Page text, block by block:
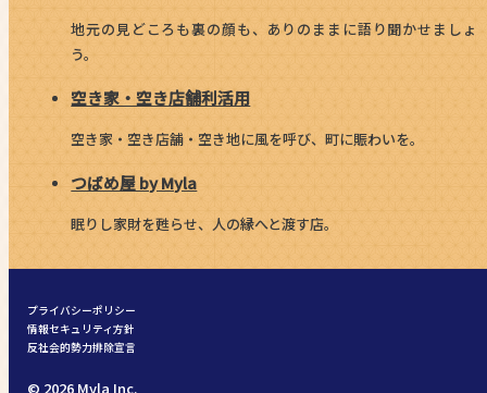
地元の見どころも裏の顔も、ありのままに語り聞かせましょ
う。
空き家・空き店舗利活用
空き家・空き店舗・空き地に風を呼び、町に賑わいを。
つばめ屋 by Myla
眠りし家財を甦らせ、人の縁へと渡す店。
プライバシーポリシー
情報セキュリティ方針
反社会的勢力排除宣言
© 2026 Myla Inc.